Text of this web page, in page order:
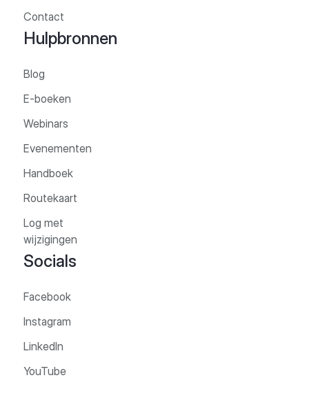
Contact
Hulpbronnen
Blog
E-boeken
Webinars
Evenementen
Handboek
Routekaart
Log met
wijzigingen
Socials
Facebook
Instagram
LinkedIn
YouTube